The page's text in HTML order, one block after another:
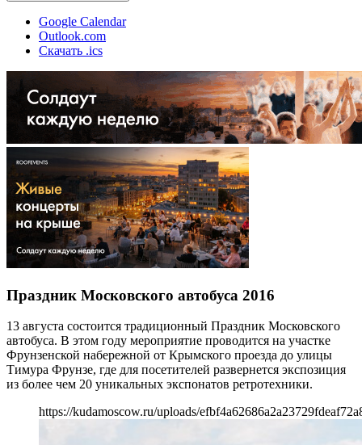
Google Calendar
Outlook.com
Скачать .ics
Праздник Московского автобуса 2016
13 августа состоится традиционный Праздник Московского
автобуса. В этом году мероприятие проводится на участке
Фрунзенской набережной от Крымского проезда до улицы
Тимура Фрунзе, где для посетителей развернется экспозиция
из более чем 20 уникальных экспонатов ретротехники.
https://kudamoscow.ru/uploads/